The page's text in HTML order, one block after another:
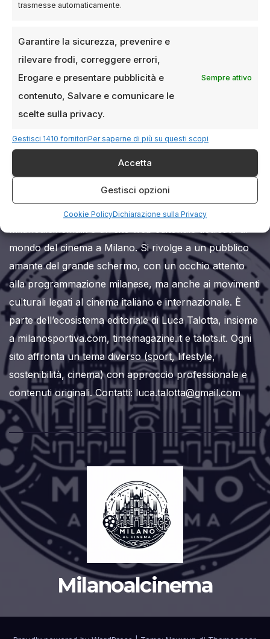
trasmesse automaticamente.
Garantire la sicurezza, prevenire e
rilevare frodi, correggere errori,
Erogare e presentare pubblicità e
contenuto, Salvare e comunicare le
scelte sulla privacy.
Sempre attivo
Gestisci 1410 fornitoriPer saperne di più su questi scopi
Accetta
Gestisci opzioni
Cookie PolicyDichiarazione sulla Privacy
Fest (MFF) è un festival di cinema indipendente
Milanoalcinema.it
Milanoalcinema.it è un sito web editoriale dedicato al
mondo del cinema a Milano. Si rivolge a un pubblico
amante del grande schermo, con un occhio attento
alla programmazione milanese, ma anche ai movimenti
culturali legati al cinema italiano e internazionale. È
parte dell’ecosistema editoriale di Luca Talotta, insieme
a milanosportiva.com, timemagazine.it e talots.it. Ogni
sito affronta un tema diverso (sport, lifestyle,
sostenibilità, cinema) con approccio professionale e
contenuti originali. Contatti: luca.talotta@gmail.com
Milanoalcinema